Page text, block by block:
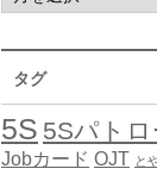
タグ
5S 5Sパトロ
Jobカード OJT と